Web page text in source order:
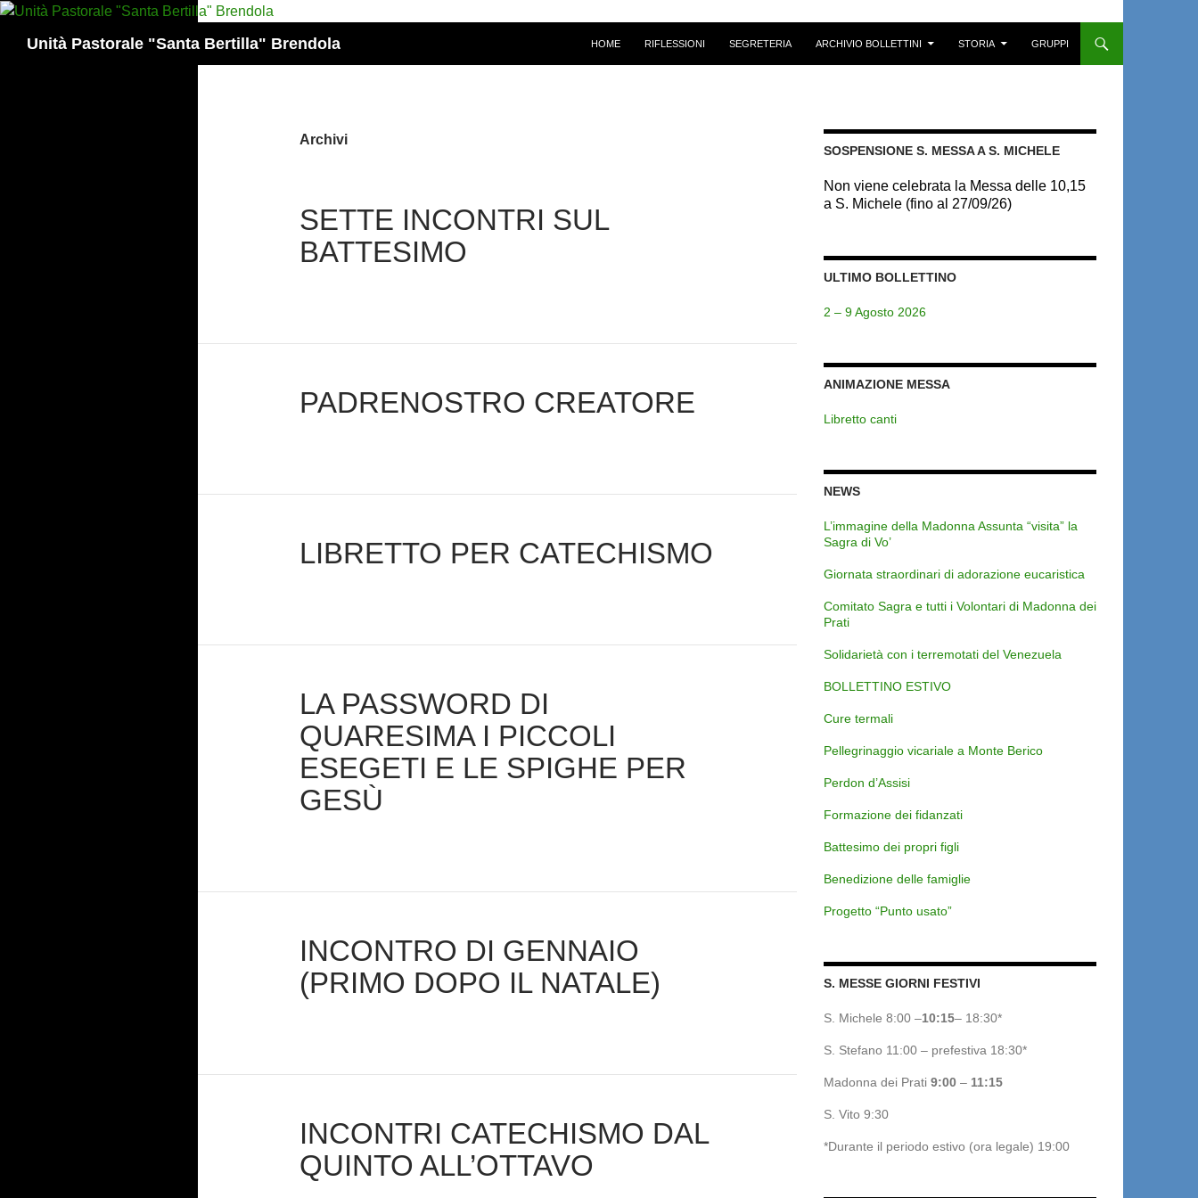
Vai
contenuto
Unità Pastorale "Santa Bertilla" Brendola HOME RIFLESSIONI SEGRETERIA ARCHIVIO BOLLETTINI STORIA GRUPPI
Archivi
SETTE INCONTRI SUL
BATTESIMO
PADRENOSTRO CREATORE
LIBRETTO PER CATECHISMO
LA PASSWORD DI
QUARESIMA I PICCOLI
ESEGETI E LE SPIGHE PER
GESÙ
INCONTRO DI GENNAIO
(PRIMO DOPO IL NATALE)
INCONTRI CATECHISMO DAL
QUINTO ALL’OTTAVO
SOSPENSIONE S. MESSA A S. MICHELE
Non viene celebrata la Messa delle 10,15
a S. Michele (fino al 27/09/26)
ULTIMO BOLLETTINO
2 – 9 Agosto 2026
ANIMAZIONE MESSA
Libretto canti
NEWS
L’immagine della Madonna Assunta “visita” la
Sagra di Vo’
Giornata straordinari di adorazione eucaristica
Comitato Sagra e tutti i Volontari di Madonna dei
Prati
Solidarietà con i terremotati del Venezuela
BOLLETTINO ESTIVO
Cure termali
Pellegrinaggio vicariale a Monte Berico
Perdon d’Assisi
Formazione dei fidanzati
Battesimo dei propri figli
Benedizione delle famiglie
Progetto “Punto usato”
S. MESSE GIORNI FESTIVI
S. Michele 8:00 –10:15– 18:30*
S. Stefano 11:00 – prefestiva 18:30*
Madonna dei Prati 9:00 – 11:15
S. Vito 9:30
*Durante il periodo estivo (ora legale) 19:00